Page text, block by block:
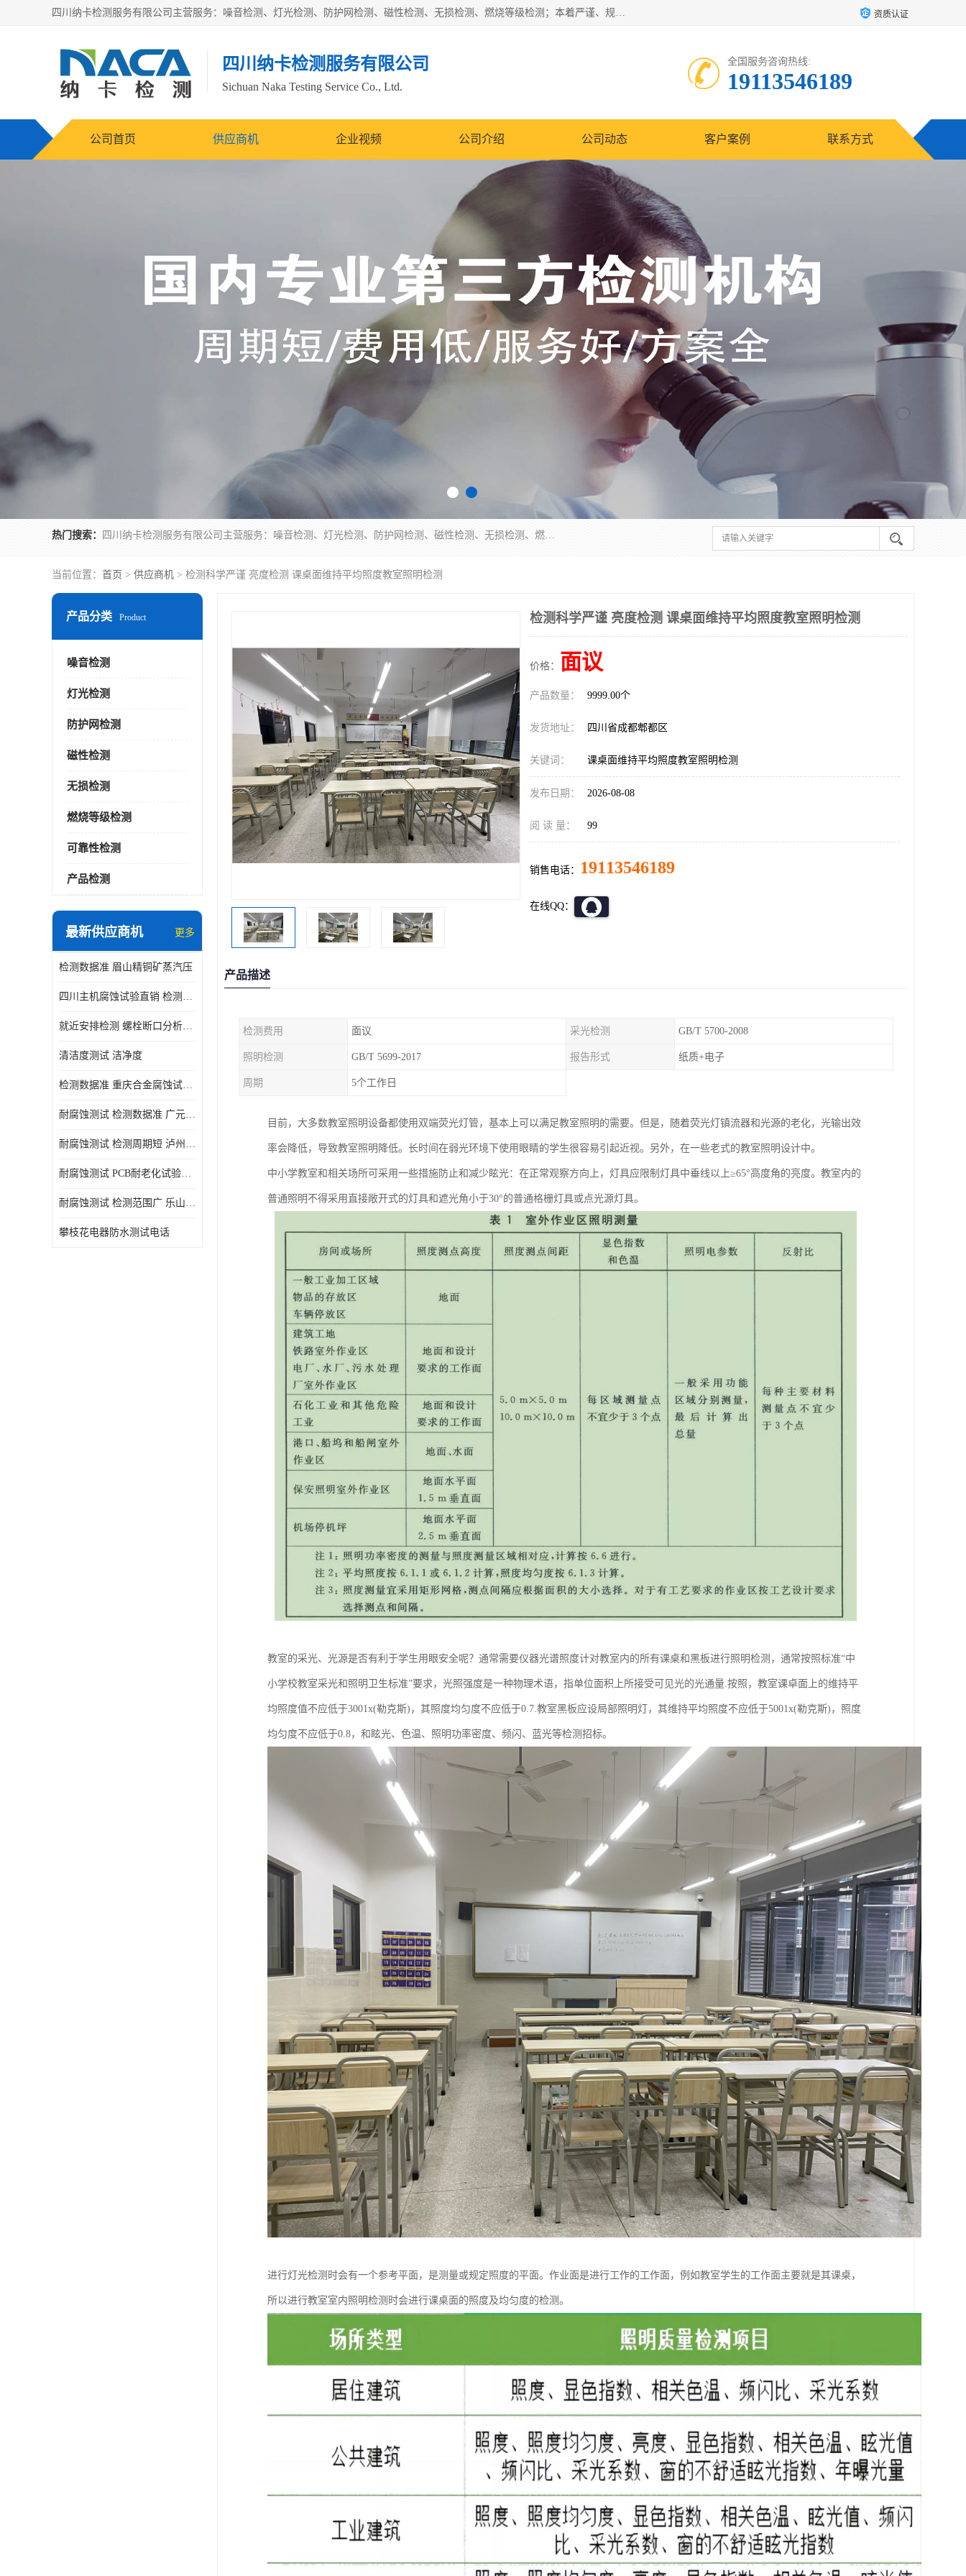
四川纳卡检测服务有限公司主营服务：噪音检测、灯光检测、防护网检测、磁性检测、无损检测、燃烧等级检测；本着严谨、规范的态度严格执行国家现行标准、规范及规程，奉行“科学公正、准确、持续改进、诚信服务”的企业价值和“科学、信誉、服务”的企业宗旨，竭诚为广大客户服务。 资质认证
四川纳卡检测服务有限公司
Sichuan Naka Testing Service Co., Ltd.
全国服务咨询热线:
19113546189
公司首页 供应商机 企业视频 公司介绍 公司动态 客户案例 联系方式
热门搜索： 四川纳卡检测服务有限公司主营服务：噪音检测、灯光检测、防护网检测、磁性检测、无损检测、燃烧等级检测；本着严谨、规范的态度严格执行国家现行标准、规范及规程，奉行“科学公正、准确、持续改进、诚信服务”的企业价值和“科学、信誉、服务”的企业宗旨，竭诚为广大客户服务。
当前位置： 首页 > 供应商机 > 检测科学严谨 亮度检测 课桌面维持平均照度教室照明检测
产品分类 Product
噪音检测
灯光检测
防护网检测
磁性检测
无损检测
燃烧等级检测
可靠性检测
产品检测
最新供应商机 更多
检测数据准 眉山精铜矿蒸汽压
四川主机腐蚀试验直销 检测数据准
就近安排检测 螺栓断口分析公司 断裂失效分析
清洁度测试 洁净度
检测数据准 重庆合金腐蚀试验厂商
耐腐蚀测试 检测数据准 广元家电腐蚀试验
耐腐蚀测试 检测周期短 泸州仪器仪表盐雾试验
耐腐蚀测试 PCB耐老化试验供应 就近安排检测
耐腐蚀测试 检测范围广 乐山腐蚀试验供应
攀枝花电器防水测试电话
检测科学严谨 亮度检测 课桌面维持平均照度教室照明检测
价格： 面议
产品数量： 9999.00个
发货地址： 四川省成都郫都区
关键词： 课桌面维持平均照度教室照明检测
发布日期： 2026-08-08
阅 读 量： 99
销售电话： 19113546189
在线QQ：
产品描述
检测费用 面议 采光检测 GB/T 5700-2008
照明检测 GB/T 5699-2017 报告形式 纸质+电子
周期 5个工作日
目前，大多数教室照明设备都使用双端荧光灯管，基本上可以满足教室照明的需要。但是，随着荧光灯镇流器和光源的老化，光输出效
率会降低，导致教室照明降低。长时间在弱光环境下使用眼睛的学生很容易引起近视。另外，在一些老式的教室照明设计中。
中小学教室和相关场所可采用一些措施防止和减少眩光：在正常观察方向上，灯具应限制灯具中垂线以上≥65°高度角的亮度。教室内的
普通照明不得采用直接敞开式的灯具和遮光角小于30°的普通格栅灯具或点光源灯具。
教室的采光、光源是否有利于学生用眼安全呢？通常需要仪器光谱照度计对教室内的所有课桌和黑板进行照明检测，通常按照标准“中
小学校教室采光和照明卫生标准”要求，光照强度是一种物理术语，指单位面积上所接受可见光的光通量.按照，教室课卓面上的维持平
均照度值不应低于3001x(勒克斯)，其照度均匀度不应低于0.7.教室黑板应设局部照明灯，其维持平均照度不应低于5001x(勒克斯)，照度
均匀度不应低于0.8，和眩光、色温、照明功率密度、频闪、蓝光等检测招标。
进行灯光检测时会有一个参考平面，是测量或规定照度的平面。作业面是进行工作的工作面，例如教室学生的工作面主要就是其课桌，
所以进行教室室内照明检测时会进行课桌面的照度及均匀度的检测。